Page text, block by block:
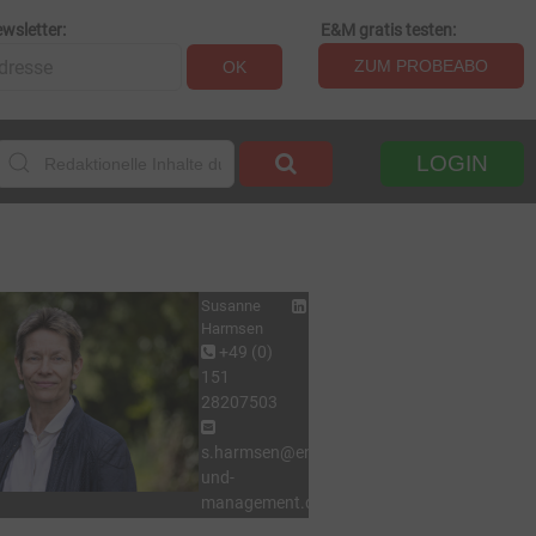
OK
E&M gratis testen:
ZUM PROBEABO
LOGIN
Susanne
Harmsen
+49 (0)
151
28207503
s.harmsen@energie-
und-
management.de